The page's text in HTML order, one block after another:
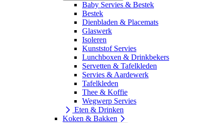
Baby Servies & Bestek
Bestek
Dienbladen & Placemats
Glaswerk
Isoleren
Kunststof Servies
Lunchboxen & Drinkbekers
Servetten & Tafelkleden
Servies & Aardewerk
Tafelkleden
Thee & Koffie
Wegwerp Servies
Eten & Drinken
Koken & Bakken